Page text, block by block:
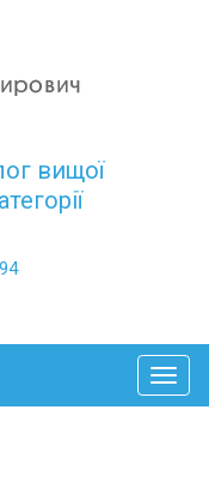
вищої